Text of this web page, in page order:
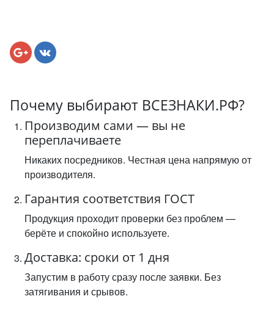
Почему выбирают ВСЕЗНАКИ.РФ?
Производим сами — вы не
переплачиваете
Никаких посредников. Честная цена напрямую от
производителя.
Гарантия соответствия ГОСТ
Продукция проходит проверки без проблем —
берёте и спокойно используете.
Доставка: сроки от 1 дня
Запустим в работу сразу после заявки. Без
затягивания и срывов.